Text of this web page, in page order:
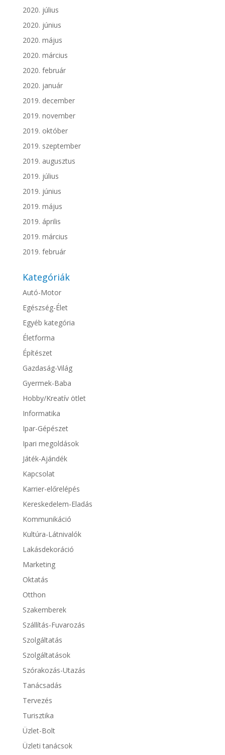
2020. július
2020. június
2020. május
2020. március
2020. február
2020. január
2019. december
2019. november
2019. október
2019. szeptember
2019. augusztus
2019. július
2019. június
2019. május
2019. április
2019. március
2019. február
Kategóriák
Autó-Motor
Egészség-Élet
Egyéb kategória
Életforma
Építészet
Gazdaság-Világ
Gyermek-Baba
Hobby/Kreatív ötlet
Informatika
Ipar-Gépészet
Ipari megoldások
Játék-Ajándék
Kapcsolat
Karrier-előrelépés
Kereskedelem-Eladás
Kommunikáció
Kultúra-Látnivalók
Lakásdekoráció
Marketing
Oktatás
Otthon
Szakemberek
Szállítás-Fuvarozás
Szolgáltatás
Szolgáltatások
Szórakozás-Utazás
Tanácsadás
Tervezés
Turisztika
Üzlet-Bolt
Üzleti tanácsok